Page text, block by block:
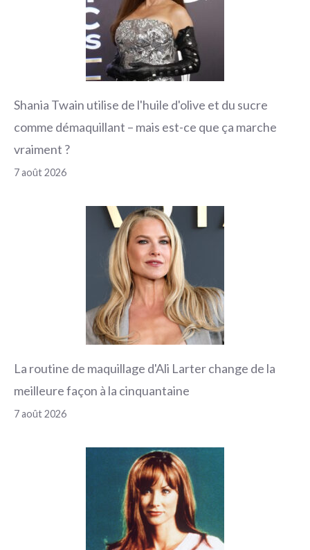
Shania Twain utilise de l'huile d'olive et du sucre
comme démaquillant – mais est-ce que ça marche
vraiment ?
7 août 2026
La routine de maquillage d'Ali Larter change de la
meilleure façon à la cinquantaine
7 août 2026